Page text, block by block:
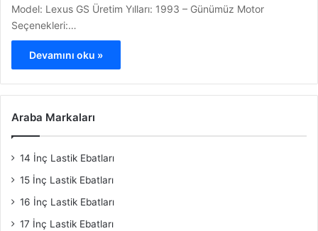
Model: Lexus GS Üretim Yılları: 1993 – Günümüz Motor
Seçenekleri:…
Devamını oku »
Araba Markaları
14 İnç Lastik Ebatları
15 İnç Lastik Ebatları
16 İnç Lastik Ebatları
17 İnç Lastik Ebatları